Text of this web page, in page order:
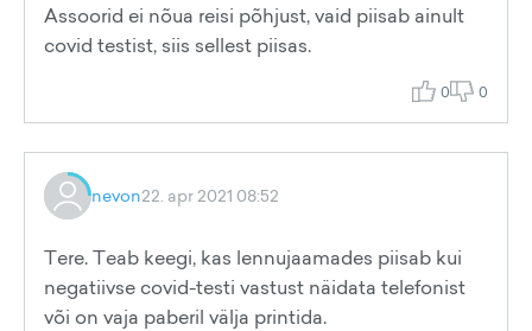
Assoorid ei nõua reisi põhjust, vaid piisab ainult
covid testist, siis sellest piisas.
0 0
nevon22. apr 2021 08:52
Tere. Teab keegi, kas lennujaamades piisab kui
negatiivse covid-testi vastust näidata telefonist
või on vaja paberil välja printida.